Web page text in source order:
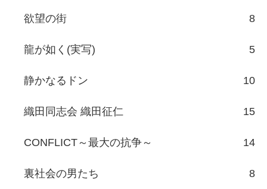
欲望の街 8
龍が如く(実写) 5
静かなるドン 10
織田同志会 織田征仁 15
CONFLICT～最大の抗争～ 14
裏社会の男たち 8